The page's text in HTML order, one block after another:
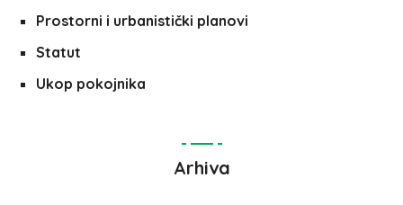
Prostorni i urbanistički planovi
Statut
Ukop pokojnika
Arhiva